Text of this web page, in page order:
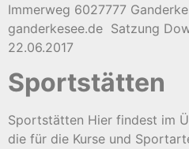
Immerweg 6027777
ganderkesee.de Satzung
22.06.2017
Sportstätten
Sportstätten Hier findest im
die für die Kurse und